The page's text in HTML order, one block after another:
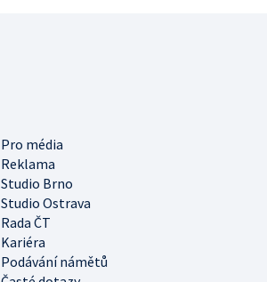
Pro média
Reklama
Studio Brno
Studio Ostrava
Rada ČT
Kariéra
Podávání námětů